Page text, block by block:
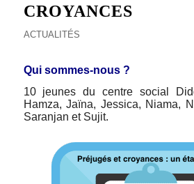
CROYANCES
ACTUALITÉS
Qui sommes-nous ?
10 jeunes du centre social
Hamza, Jaïna, Jessica, Niama,
Saranjan et Sujit.